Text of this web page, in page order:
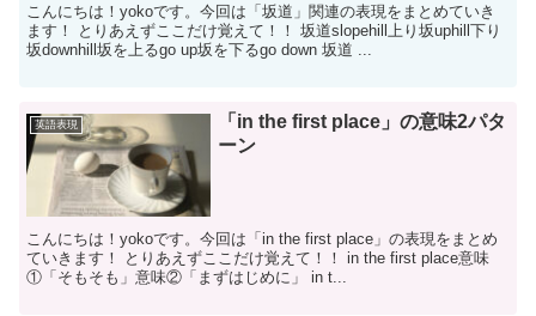
こんにちは！yokoです。今回は「坂道」関連の表現をまとめていき
ます！ とりあえずここだけ覚えて！！ 坂道slopehill上り坂uphill下り
坂downhill坂を上るgo up坂を下るgo down 坂道 ...
英語表現
「in the first place」の意味2パタ
ーン
こんにちは！yokoです。今回は「in the first place」の表現をまとめ
ていきます！ とりあえずここだけ覚えて！！ in the first place意味
①「そもそも」意味②「まずはじめに」 in t...